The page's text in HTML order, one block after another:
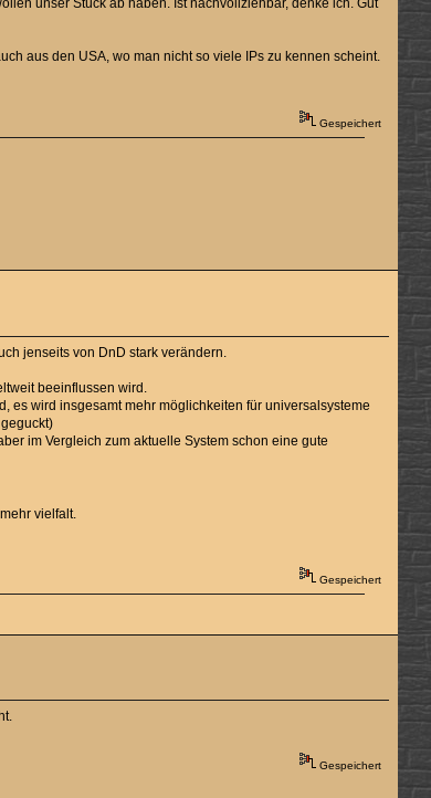
unser Stück ab haben. Ist nachvollziehbar, denke ich. Gut
aus den USA, wo man nicht so viele IPs zu kennen scheint.
Gespeichert
jenseits von DnD stark verändern.
beeinflussen wird.
es wird insgesamt mehr möglichkeiten für universalsysteme
im Vergleich zum aktuelle System schon eine gute
vielfalt.
Gespeichert
Gespeichert